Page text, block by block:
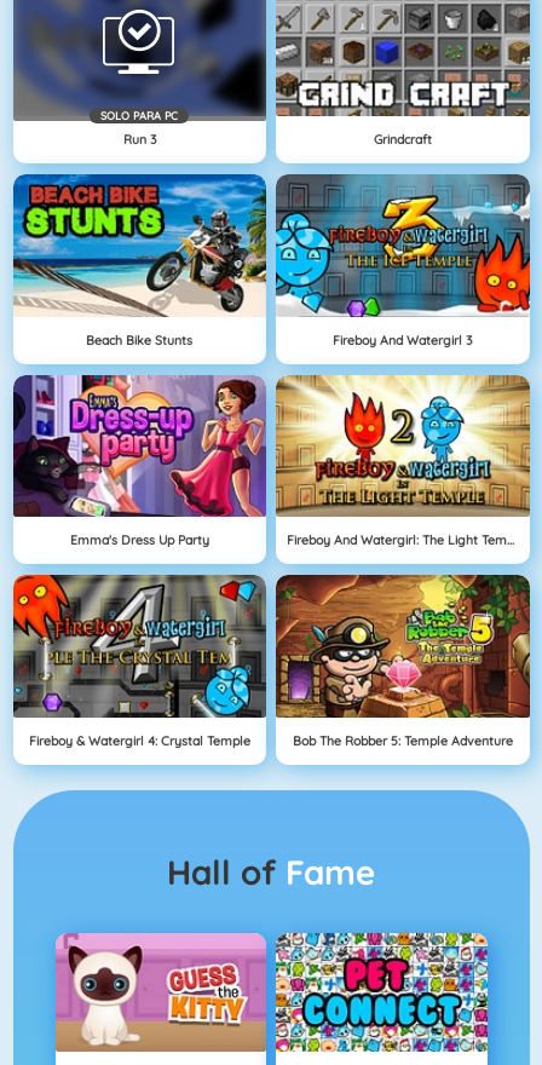
SOLO PARA PC
Run 3 Grindcraft
Beach Bike Stunts Fireboy And Watergirl 3
Emma's Dress Up Party Fireboy And Watergirl: The Light Temple
Fireboy & Watergirl 4: Crystal Temple Bob The Robber 5: Temple Adventure
Hall of Fame